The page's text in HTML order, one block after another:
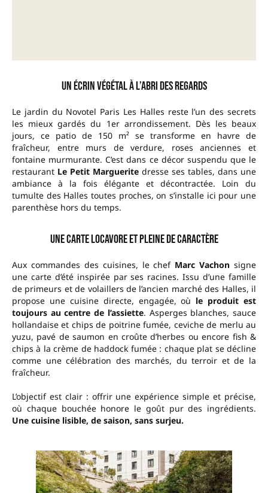
Un écrin végétal à l’abri des regards
Le jardin du Novotel Paris Les Halles reste l’un des secrets
les mieux gardés du 1er arrondissement. Dès les beaux
jours, ce patio de 150 m² se transforme en havre de
fraîcheur, entre murs de verdure, roses anciennes et
fontaine murmurante. C’est dans ce décor suspendu que le
restaurant Le Petit Marguerite dresse ses tables, dans une
ambiance à la fois élégante et décontractée. Loin du
tumulte des Halles toutes proches, on s’installe ici pour une
parenthèse hors du temps.
Une carte locavore et pleine de caractère
Aux commandes des cuisines, le chef Marc Vachon signe
une carte d’été inspirée par ses racines. Issu d’une famille
de primeurs et de volaillers de l’ancien marché des Halles, il
propose une cuisine directe, engagée, où le produit est
toujours au centre de l’assiette. Asperges blanches, sauce
hollandaise et chips de poitrine fumée, ceviche de merlu au
yuzu, pavé de saumon en croûte d’herbes ou encore fish &
chips à la crème de haddock fumée : chaque plat se décline
comme une célébration des marchés, du terroir et de la
fraîcheur.
L’objectif est clair : offrir une expérience simple et précise,
où chaque bouchée honore le goût pur des ingrédients.
Une cuisine lisible, de saison, sans surjeu.